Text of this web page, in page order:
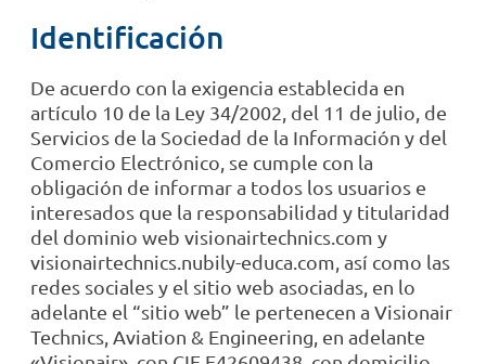
Identificación
De acuerdo con la exigencia establecida en
artículo 10 de la Ley 34/2002, del 11 de julio, de
Servicios de la Sociedad de la Información y del
Comercio Electrónico, se cumple con la
obligación de informar a todos los usuarios e
interesados que la responsabilidad y titularidad
del dominio web visionairtechnics.com y
visionairtechnics.nubily-educa.com, así como las
redes sociales y el sitio web asociadas, en lo
adelante el “sitio web” le pertenecen a Visionair
Technics, Aviation & Engineering, en adelante